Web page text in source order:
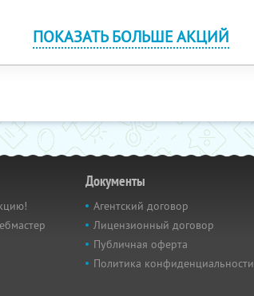
ПОКАЗАТЬ БОЛЬШЕ АКЦИЙ
Документы
Агентский договор
Лицензионный договор
Публичная оферта
Политика конфиденциальности